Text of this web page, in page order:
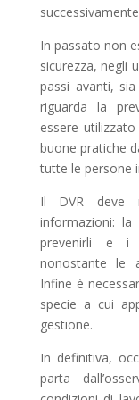
In passato non
sicurezza, negli
passi avanti,
riguarda la
essere
buone pratiche
tutte le persone
Il DVR deve
informazioni:
prevenirli e i
nonostante le
Infine è
specie a cui
gestione.
In definitiva,
parta